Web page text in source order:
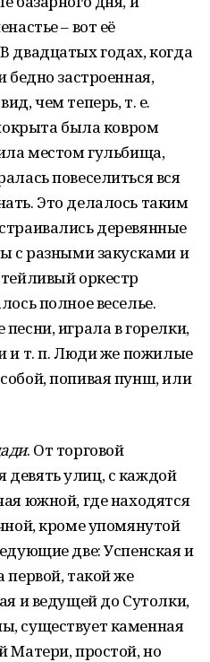
– вот её
двадцатых годах, когда
застроенная,
чем теперь, т. е.
была ковром
местом гульбища,
повеселиться вся
Это делалось таким
деревянные
с разными закусками и
оркестр
полное веселье.
играла в горелки,
и т. п. Люди же пожилые
попивая пунш, или
. От торговой
улиц, с каждой
южной, где находятся
кроме упомянутой
две: Успенская и
первой, такой же
и ведущей до Сутолки,
существует каменная
Матери, простой, но